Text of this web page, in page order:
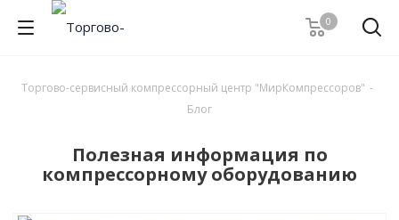
0
Торгово-сервисный компрессорный центр "МирКомпрессоров" -
Блог
Полезная информация по
компрессорному оборудованию